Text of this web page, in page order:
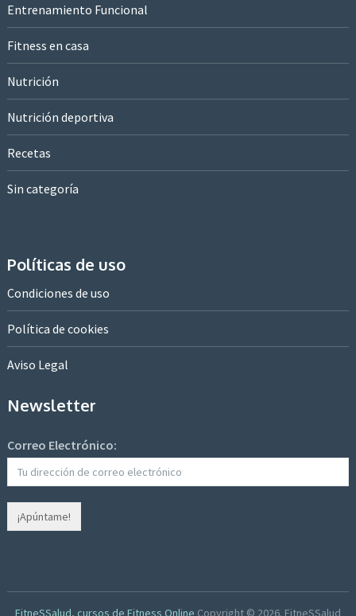
Entrenamiento Funcional
Fitness en casa
Nutrición
Nutrición deportiva
Recetas
Sin categoría
Políticas de uso
Condiciones de uso
Política de cookies
Aviso Legal
Newsletter
Correo Electrónico:
FitneSSalud, cursos de Fitness Online Copyright © 2026. FitneSSalud